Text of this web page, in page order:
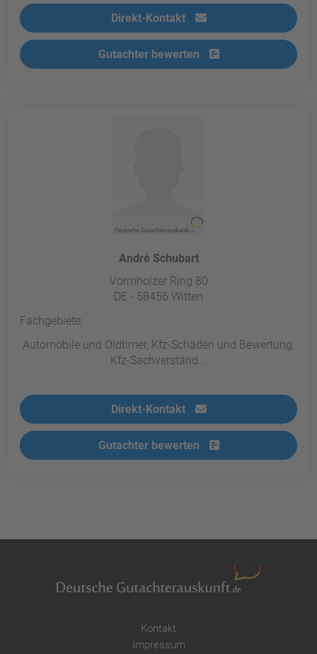
Direkt-Kontakt
Gutachter bewerten
André Schubart
Vormholzer Ring 80
DE - 58456 Witten
Fachgebiete:
Automobile und Oldtimer, Kfz-Schäden und Bewertung,
Kfz-Sachverständ...
Direkt-Kontakt
Gutachter bewerten
Kontakt
Impressum